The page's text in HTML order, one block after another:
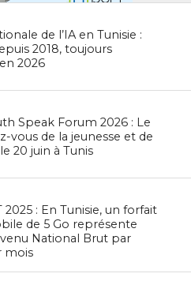
de l’IA en Tunisie :
2018, toujours
2026
Speak Forum 2026 : Le
vous de la jeunesse et de
20 juin à Tunis
: En Tunisie, un forfait
de 5 Go représente
National Brut par
mois